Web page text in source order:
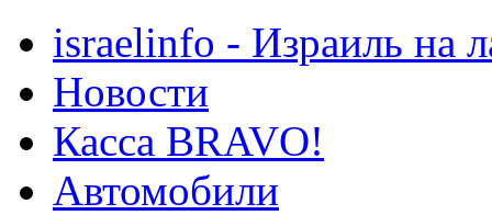
israelinfo - Израиль на
Новости
Касса BRAVO!
Автомобили